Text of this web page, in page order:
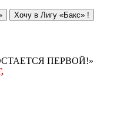
Хочу в Лигу «Бакс» !
ПЕРВОЙ!»